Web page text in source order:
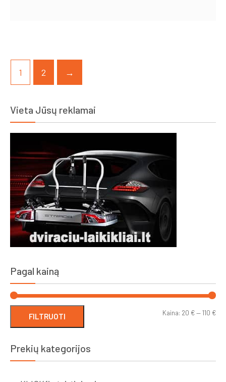
1 2 →
Vieta Jūsų reklamai
Pagal kainą
Min
FILTRUOTI Kaina: 20 €—110 €
Prekių kategorijos